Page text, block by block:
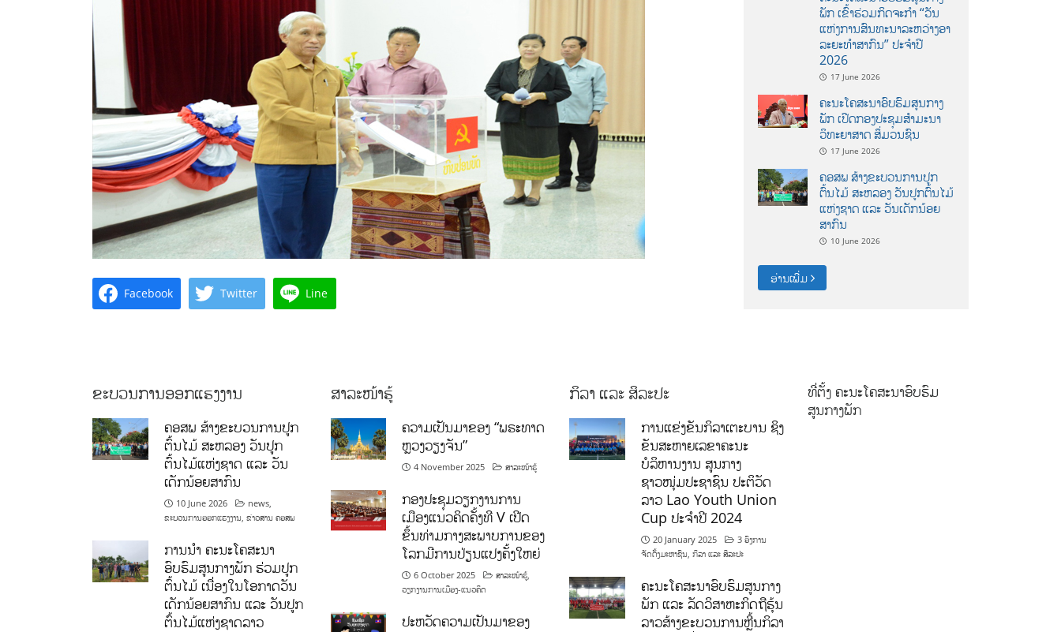
Facebook Twitter Line
ພັກ ເຂົ້າຮ່ວມກິດຈະກຳ “ວັນ
ແຫ່ງການສົນທະນາລະຫວ່າງອາ
ລະຍະທຳສາກົນ” ປະຈຳປີ
2026
17 June 2026
ຄະນະໂຄສະນາອົບຮົມສູນກາງ
ພັກ ເປີດກອງປະຊຸມສຳມະນາ
ວິທະຍາສາດ ສຶ່ມວນຊົນ
17 June 2026
ຄອສພ ສ້າງຂະບວນການປູກ
ຕົ້ນໄມ້ ສະຫລອງ ວັນປູກຕົ້ນໄມ້
ແຫ່ງຊາດ ແລະ ວັນເດັກນ້ອຍ
ສາກົນ
10 June 2026
ອ່ານເພີ່ມ
ຂະບວນການອອກແຮງງານ
ຄອສພ ສ້າງຂະບວນການປູກ
ຕົ້ນໄມ້ ສະຫລອງ ວັນປູກ
ຕົ້ນໄມ້ແຫ່ງຊາດ ແລະ ວັນ
ເດັກນ້ອຍສາກົນ
10 June 2026 news,
ຂະບວນການອອກແຮງງານ, ຂ່າວສານ ຄອສພ
ການນໍາ ຄະນະໂຄສະນາ
ອົບຮົມສູນກາງພັກ ຮ່ວມປູກ
ຕົ້ນໄມ້ ເນື່ອງໃນໂອກາດວັນ
ເດັກນ້ອຍສາກົນ ແລະ ວັນປູກ
ຕົ້ນໄມ້ແຫ່ງຊາດລາວ
ສາລະໜ້າຮູ້
ຄວາມເປັນມາຂອງ “ພຣະທາດ
ຫຼວງວຽງຈັນ”
4 November 2025 ສາລະໜ້າຮູ້
ກອງປະຊຸມວຽກງານການ
ເມືອງແນວຄິດຄັ້ງທີ V ເປີດ
ຂຶ້ນທ່າມກາງສະພາບການຂອງ
ໂລກມີການປ່ຽນແປງຄັ້ງໃຫຍ່
6 October 2025 ສາລະໜ້າຮູ້,
ວຽກງານການເມືອງ-ແນວຄິດ
ປະຫວັດຄວາມເປັນມາຂອງ
ກິລາ ແລະ ສິລະປະ
ການແຂ່ງຂັນກິລາເຕະບານ ຊິງ
ຂັນສະຫາຍເລຂາຄະນະ
ບໍລິຫານງານ ສູນກາງ
ຊາວໜຸ່ມປະຊາຊົນ ປະຕິວັດ
ລາວ Lao Youth Union
Cup ປະຈຳປີ 2024
20 January 2025
3 ອົງການ
ຈັດຕັ້ງມະຫາຊົນ, ກິລາ ແລະ ສິລະປະ
ຄະນະໂຄສະນາອົບຮົມສູນກາງ
ພັກ ແລະ ລັດວິສາຫະກິດຖືຮຸ້ນ
ລາວສ້າງຂະບວນການຫຼີ້ນກິລາ
ທີ່ຕັ້ງ ຄະນະໂຄສະນາອົບຮົມ
ສູນກາງພັກ